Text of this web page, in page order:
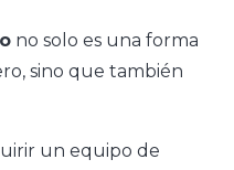
no solo es una forma
sino que también
un equipo de